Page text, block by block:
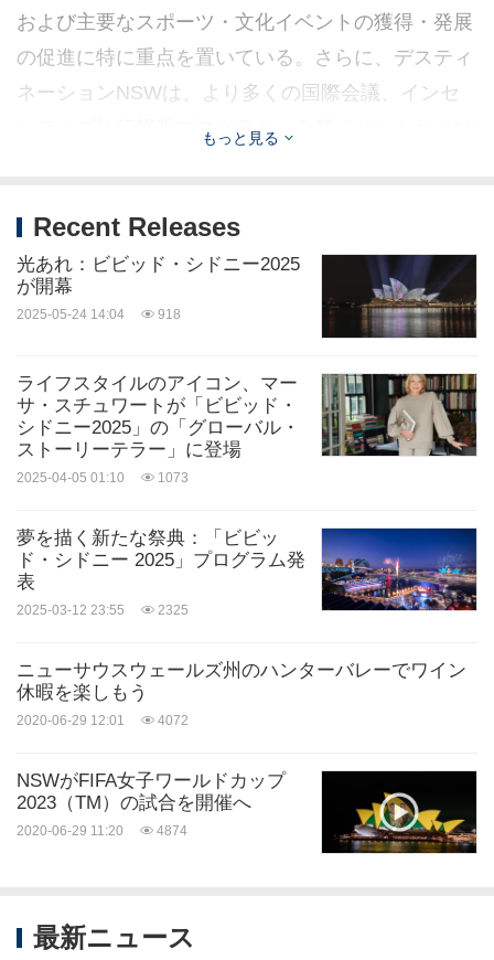
および主要なスポーツ・文化イベントの獲得・発展
の促進に特に重点を置いている。さらに、デスティ
ネーションNSWは、より多くの国際会議、インセ
ンティブ旅行報奨プログラム、企業イベントおよび
編集者注意
画像はデスティネーションNSWのコンテンツライ
ブラリー（
https://content.destinationnsw.com.au/）
を参照。
写真 -
https://photos.prnasia.com/prnh/20200420/2779702-
https://photos.prnasia.com/prnh/20200420/2779702-
もっと見る
Recent Releases
光あれ：ビビッド・シドニー2025
が開幕
2025-05-24 14:04 918
ライフスタイルのアイコン、マー
サ・スチュワートが「ビビッド・
シドニー2025」の「グローバル・
ストーリーテラー」に登場
2025-04-05 01:10 1073
夢を描く新たな祭典：「ビビッ
ド・シドニー 2025」プログラム発
表
2025-03-12 23:55 2325
ニューサウスウェールズ州のハンターバレーでワイン
休暇を楽しもう
2020-06-29 12:01 4072
NSWがFIFA女子ワールドカップ
2023（TM）の試合を開催へ
2020-06-29 11:20 4874
最新ニュース